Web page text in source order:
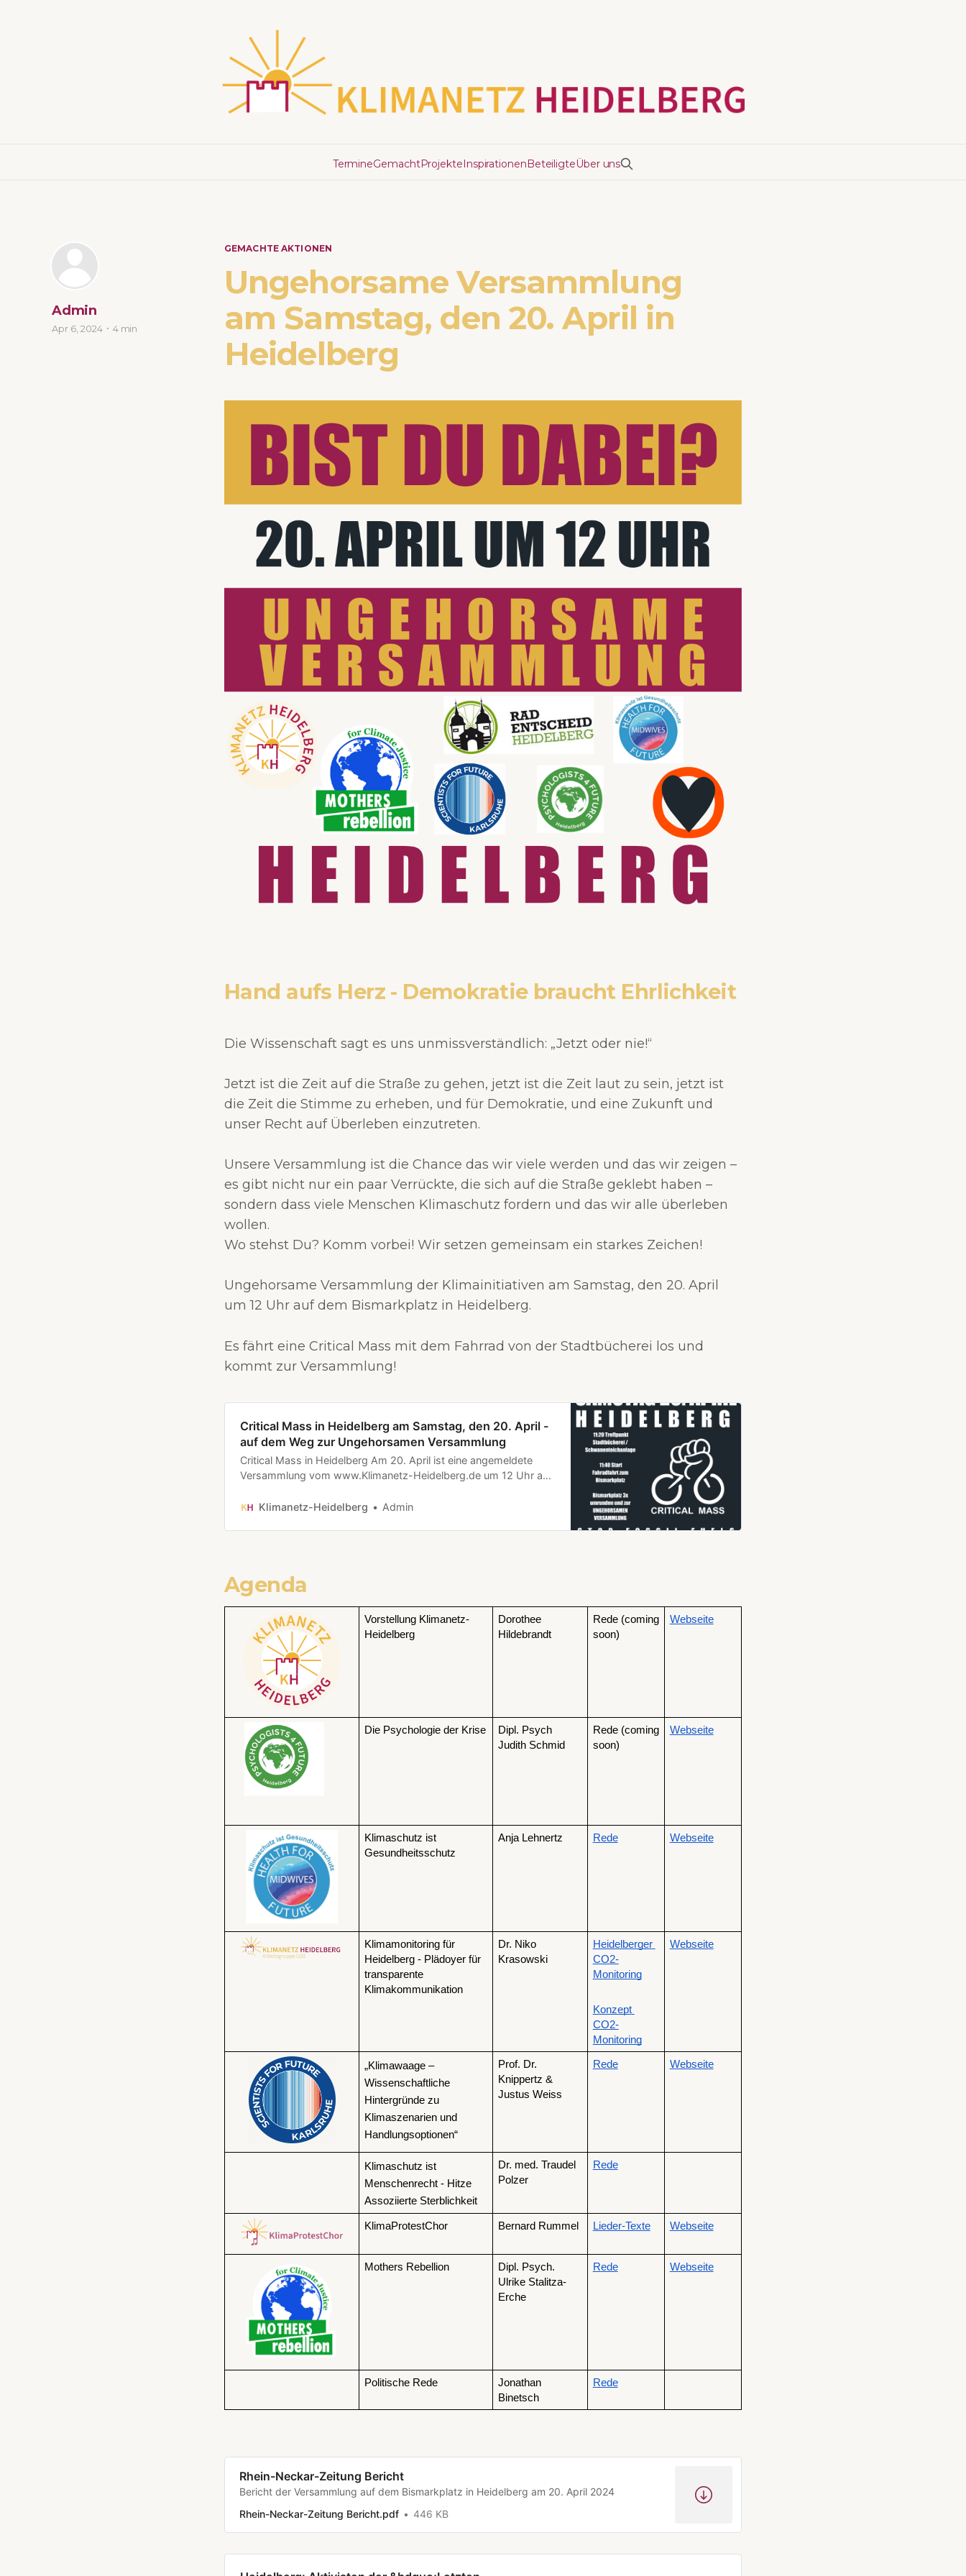
TermineGemachtProjekteInspirationenBeteiligteÜber uns
GEMACHTE AKTIONEN
Ungehorsame Versammlung
am Samstag, den 20. April in
Heidelberg
Admin
Apr 6, 2024 4 min
Hand aufs Herz - Demokratie braucht Ehrlichkeit
Die Wissenschaft sagt es uns unmissverständlich: „Jetzt oder nie!“
Jetzt ist die Zeit auf die Straße zu gehen, jetzt ist die Zeit laut zu sein, jetzt ist
die Zeit die Stimme zu erheben, und für Demokratie, und eine Zukunft und
unser Recht auf Überleben einzutreten.
Unsere Versammlung ist die Chance das wir viele werden und das wir zeigen –
es gibt nicht nur ein paar Verrückte, die sich auf die Straße geklebt haben –
sondern dass viele Menschen Klimaschutz fordern und das wir alle überleben
wollen.
Wo stehst Du? Komm vorbei! Wir setzen gemeinsam ein starkes Zeichen!
Ungehorsame Versammlung der Klimainitiativen am Samstag, den 20. April
um 12 Uhr auf dem Bismarkplatz in Heidelberg.
Es fährt eine Critical Mass mit dem Fahrrad von der Stadtbücherei los und
kommt zur Versammlung!
Critical Mass in Heidelberg am Samstag, den 20. April -
auf dem Weg zur Ungehorsamen Versammlung
Critical Mass in Heidelberg Am 20. April ist eine angemeldete
Versammlung vom www.Klimanetz-Heidelberg.de um 12 Uhr auf
Samstag, den 20. April in HeidelbergHand aufs Herz -
Klimanetz-Heidelberg Admin
Agenda
Vorstellung Klimanetz-
Heidelberg
Dorothee
Hildebrandt
Rede (coming
soon)
Webseite
Die Psychologie der Krise
Dipl. Psych
Judith Schmid
Rede (coming
soon)
Webseite
Klimaschutz ist
Gesundheitsschutz
Anja Lehnertz Rede Webseite
Klimamonitoring für
Heidelberg - Plädoyer für
transparente
Klimakommunikation
Dr. Niko
Krasowski
Heidelberger
CO2-
Monitoring
Konzept
CO2-
Monitoring
Webseite
„Klimawaage –
Wissenschaftliche
Hintergründe zu
Klimaszenarien und
Handlungsoptionen“
Prof. Dr.
Knippertz &
Justus Weiss
Rede Webseite
Klimaschutz ist
Menschenrecht - Hitze
Assoziierte Sterblichkeit
Dr. med. Traudel
Polzer
Rede
KlimaProtestChor Bernard Rummel Lieder-Texte Webseite
Mothers Rebellion
Dipl. Psych.
Ulrike Stalitza-
Erche
Rede Webseite
Politische Rede
Jonathan
Binetsch
Rede
Rhein-Neckar-Zeitung Bericht
Bericht der Versammlung auf dem Bismarkplatz in Heidelberg am 20. April 2024
Rhein-Neckar-Zeitung Bericht.pdf
446 KB